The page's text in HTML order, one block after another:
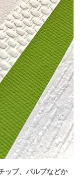
ップ、パルプなどか